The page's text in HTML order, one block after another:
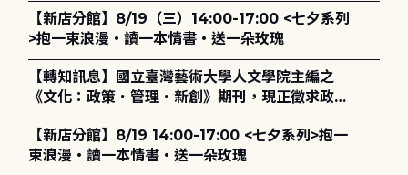
【新店分館】8/19（三）14:00-17:00 <七夕系列
>抱一束浪漫・讀一本情書・送一朵玫瑰
【轉知訊息】國立臺灣藝術大學人文學院主編之
《文化：政策．管理．新創》期刊，現正徵求政策
評論、書評及【邁向具回應力的博物館治理：政
策、領導與管理】主題特刊稿件至2027年6月1日
止，歡迎踴躍投稿。
【新店分館】8/19 14:00-17:00 <七夕系列>抱一
束浪漫・讀一本情書・送一朵玫瑰